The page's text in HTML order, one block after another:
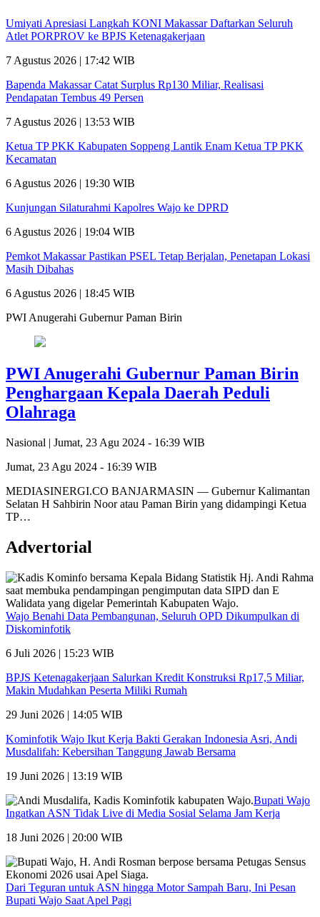
Umiyati Apresiasi Langkah KONI Makassar Daftarkan Seluruh
Atlet PORPROV ke BPJS Ketenagakerjaan
7 Agustus 2026 | 17:42 WIB
Bapenda Makassar Catat Surplus Rp130 Miliar, Realisasi
Pendapatan Tembus 49 Persen
7 Agustus 2026 | 13:53 WIB
Ketua TP PKK Kabupaten Soppeng Lantik Enam Ketua TP PKK
Kecamatan
6 Agustus 2026 | 19:30 WIB
Kunjungan Silaturahmi Kapolres Wajo ke DPRD
6 Agustus 2026 | 19:04 WIB
Pemkot Makassar Pastikan PSEL Tetap Berjalan, Penetapan Lokasi
Masih Dibahas
6 Agustus 2026 | 18:45 WIB
PWI Anugerahi Gubernur Paman Birin
PWI Anugerahi Gubernur Paman Birin
Penghargaan Kepala Daerah Peduli
Olahraga
Nasional | Jumat, 23 Agu 2024 - 16:39 WIB
Jumat, 23 Agu 2024 - 16:39 WIB
MEDIASINERGI.CO BANJARMASIN — Gubernur Kalimantan
Selatan H Sahbirin Noor atau Paman Birin yang didampingi Ketua
TP…
Advertorial
Wajo Benahi Data Pembangunan, Seluruh OPD Dikumpulkan di
Diskominfotik
6 Juli 2026 | 15:23 WIB
BPJS Ketenagakerjaan Salurkan Kredit Konstruksi Rp17,5 Miliar,
Makin Mudahkan Peserta Miliki Rumah
29 Juni 2026 | 14:05 WIB
Kominfotik Wajo Ikut Kerja Bakti Gerakan Indonesia Asri, Andi
Musdalifah: Kebersihan Tanggung Jawab Bersama
19 Juni 2026 | 13:19 WIB
Bupati Wajo
Ingatkan ASN Tidak Live di Media Sosial Selama Jam Kerja
18 Juni 2026 | 20:00 WIB
Dari Teguran untuk ASN hingga Motor Sampah Baru, Ini Pesan
Bupati Wajo Saat Apel Pagi